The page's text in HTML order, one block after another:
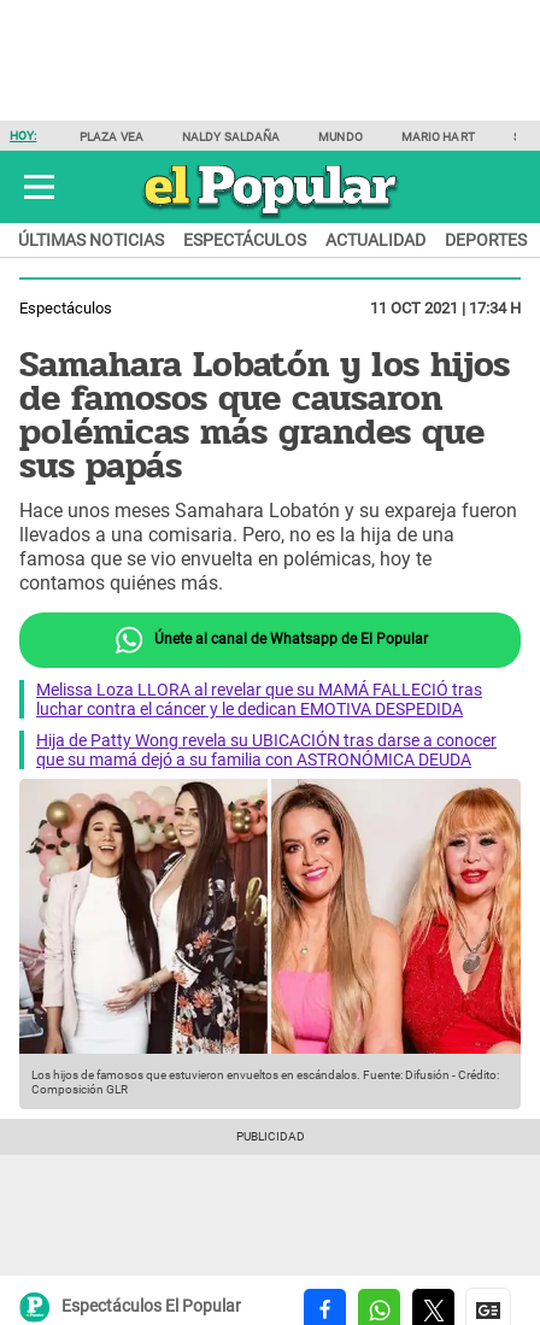
HOY: PLAZA VEA NALDY SALDAÑA MUNDO MARIO HART
ÚLTIMAS NOTICIAS ESPECTÁCULOS ACTUALIDAD DEPORTES
Espectáculos 11 OCT 2021 | 17:34 H
Samahara Lobatón y los hijos
de famosos que causaron
polémicas más grandes que
sus papás
Hace unos meses Samahara Lobatón y su expareja fueron
llevados a una comisaria. Pero, no es la hija de una
famosa que se vio envuelta en polémicas, hoy te
contamos quiénes más.
Únete al canal de Whatsapp de El Popular
Melissa Loza LLORA al revelar que su MAMÁ FALLECIÓ tras
luchar contra el cáncer y le dedican EMOTIVA DESPEDIDA
Hija de Patty Wong revela su UBICACIÓN tras darse a conocer
que su mamá dejó a su familia con ASTRONÓMICA DEUDA
Los hijos de famosos que estuvieron envueltos en escándalos. Fuente: Difusión -Crédito:
Composición GLR
Espectáculos El Popular